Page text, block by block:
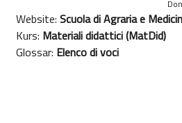
Website: Scuola di Agraria e
Kurs: Materiali didattici (MatDid)
Glossar: Elenco di voci